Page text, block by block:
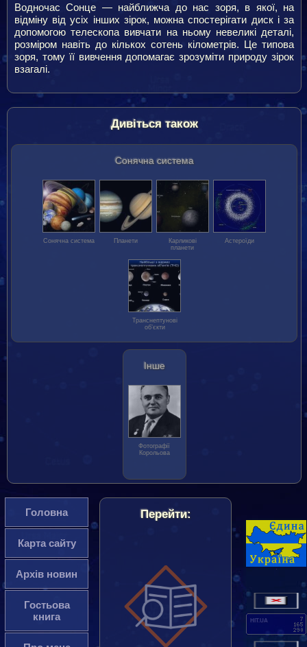
Водночас Сонце — найближча до нас зоря, в якої, на
відміну від усіх інших зірок, можна спостерігати диск і за
допомогою телескопа вивчати на ньому невеликі деталі,
розміром навіть до кількох сотень кілометрів. Це типова
зоря, тому її вивчення допомагає зрозуміти природу зірок
взагалі.
Дивіться також
Сонячна система
Сонячна система Планети
Карликові
планети
Астероїди
Транс­нептунові
об’єкти
Інше
Фотографії
Корольова
Головна
Карта сайту
Архів новин
Гостьова
книга
Перейти:
HIT.UA